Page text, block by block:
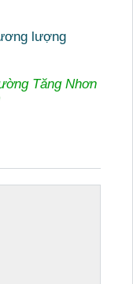
lượng
Tăng Nhơn